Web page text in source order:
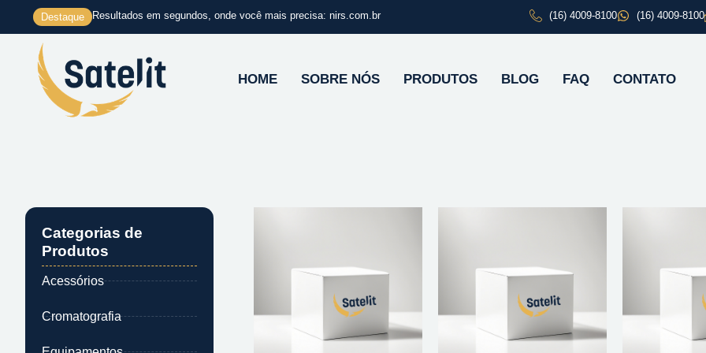
conteúdo
Destaque Resultados em segundos, onde você mais precisa: nirs.com.br (16) 4009-8100 (16) 4009-8100
HOME SOBRE NÓS PRODUTOS BLOG FAQ CONTATO
Categorias de
Produtos
Acessórios
Cromatografia